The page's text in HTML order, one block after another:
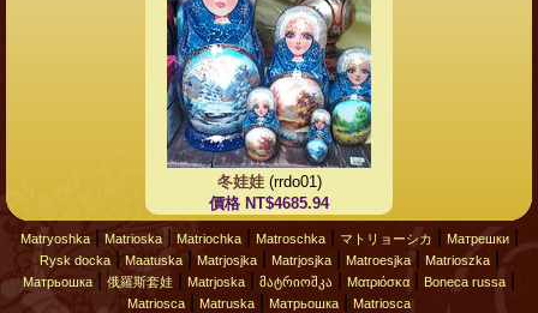
冬娃娃(rrdo01)
價格 NT$4685.94
Matryoshka| Matrioska| Matriochka| Matroschka| マトリョーシカ Матрешки|
Rysk docka| Maatuska| Matrjosjka| Matrjosjka| Matroesjka| Matrioszka|
Матрьошка 俄羅斯套娃 Matrjoska მატრიოშკა Ματριόσκα Boneca russa
Matriosca Matruska Матрьошка Matriosca